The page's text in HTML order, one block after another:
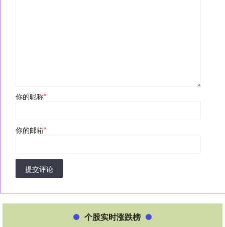
你的昵称*
你的邮箱*
提交评论
个股实时涨跌榜